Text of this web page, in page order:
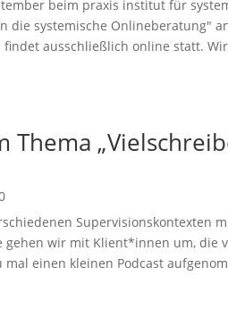
beim praxis institut für
die systemische Onlineberatung"
findet ausschließlich online statt.
Thema
Supervisionskontexten
gehen wir mit Klient*innen um, die
einen kleinen Podcast